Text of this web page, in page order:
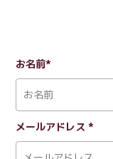
お名前*
メールアドレス *